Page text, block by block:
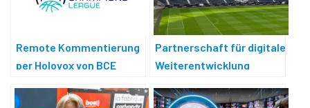
Remote Kommentierung
per Holovox von BCE
Partnerschaft für digitale
Weiterentwicklung